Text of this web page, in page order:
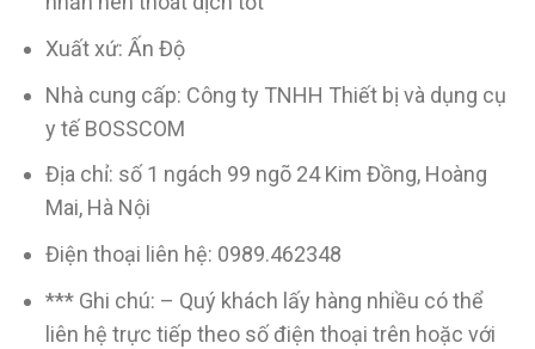
Xuất xứ: Ấn Độ
Nhà cung cấp: Công ty TNHH Thiết bị và dụng cụ
y tế BOSSCOM
Địa chỉ: số 1 ngách 99 ngõ 24 Kim Đồng, Hoàng
Mai, Hà Nội
Điện thoại liên hệ: 0989.462348
*** Ghi chú: – Quý khách lấy hàng nhiều có thể
liên hệ trực tiếp theo số điện thoại trên hoặc với